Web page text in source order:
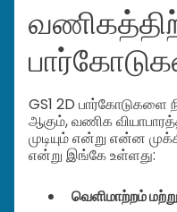
GS1 2D பார்கோடுகளை
ஆகும், வணிக
முடியும் என்று என்ன
என்று இங்கே உள்ளது:
வெளிமாற்றம் மற்றும்